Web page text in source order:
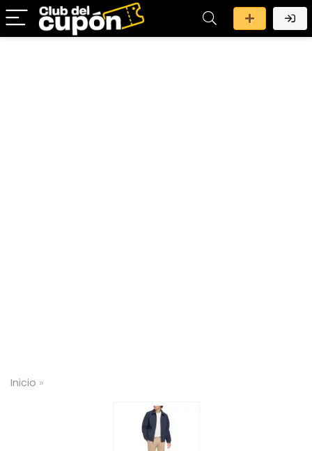
Inicio »